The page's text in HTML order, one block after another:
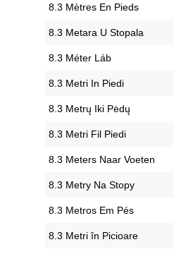
‎8.3 Mètres En Pieds
‎8.3 Metara U Stopala
‎8.3 Méter Láb
‎8.3 Metri In Piedi
‎8.3 Metrų Iki Pėdų
‎8.3 Metri Fil Piedi
‎8.3 Meters Naar Voeten
‎8.3 Metry Na Stopy
‎8.3 Metros Em Pés
‎8.3 Metri în Picioare